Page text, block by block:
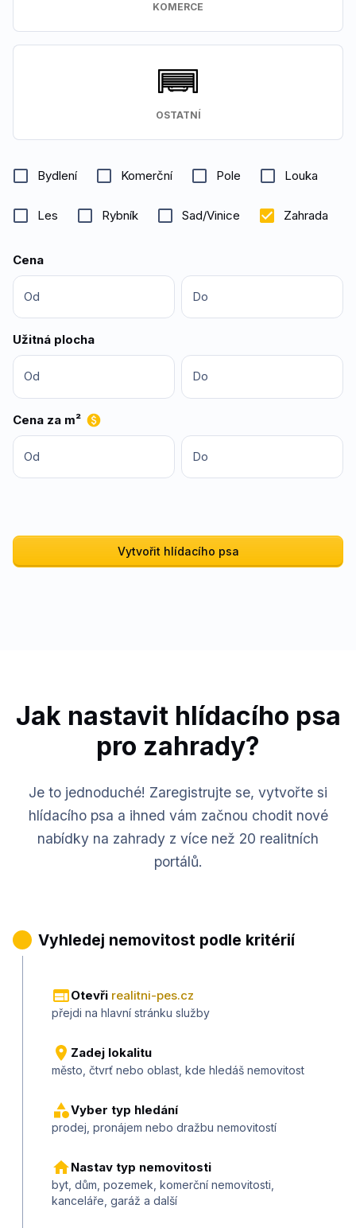
KOMERCE
OSTATNÍ
Bydlení Komerční Pole Louka
Les Rybník Sad/Vinice Zahrada
Cena
Od Do
Užitná plocha
Od Do
Cena za m²
Od Do
Vytvořit hlídacího psa
Jak nastavit hlídacího psa
pro zahrady?
Je to jednoduché! Zaregistrujte se, vytvořte si
hlídacího psa a ihned vám začnou chodit nové
nabídky na zahrady z více než 20 realitních
portálů.
Vyhledej nemovitost podle kritérií
Otevři realitni-pes.cz
přejdi na hlavní stránku služby
Zadej lokalitu
město, čtvrť nebo oblast, kde hledáš nemovitost
Vyber typ hledání
prodej, pronájem nebo dražbu nemovitostí
Nastav typ nemovitosti
byt, dům, pozemek, komerční nemovitosti,
kanceláře, garáž a další